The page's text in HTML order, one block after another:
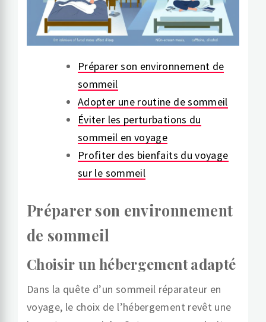
Préparer son environnement de
sommeil
Adopter une routine de sommeil
Éviter les perturbations du
sommeil en voyage
Profiter des bienfaits du voyage
sur le sommeil
Préparer son environnement
de sommeil
Choisir un hébergement adapté
Dans la quête d’un sommeil réparateur en
voyage, le choix de l’hébergement revêt une